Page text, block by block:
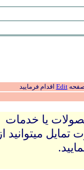
صفحهEdit اقدام فرمایید
یا خدمات
میتوانید از